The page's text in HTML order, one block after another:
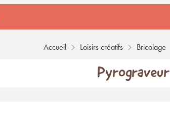
Accueil Loisirs créatifs Bricolage
Pyrograveur